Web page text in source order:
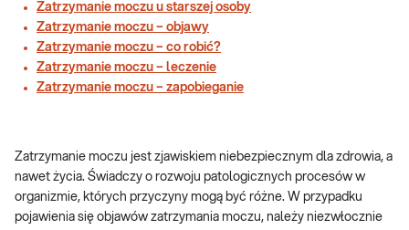
Zatrzymanie moczu u starszej osoby
Zatrzymanie moczu – objawy
Zatrzymanie moczu – co robić?
Zatrzymanie moczu – leczenie
Zatrzymanie moczu – zapobieganie
Zatrzymanie moczu jest zjawiskiem niebezpiecznym dla zdrowia, a
nawet życia. Świadczy o rozwoju patologicznych procesów w
organizmie, których przyczyny mogą być różne. W przypadku
pojawienia się objawów zatrzymania moczu, należy niezwłocznie